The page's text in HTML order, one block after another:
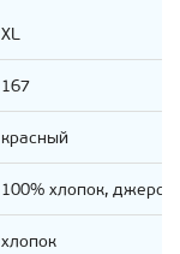
XL
167
красный
100% хлопок, джерси
хлопок